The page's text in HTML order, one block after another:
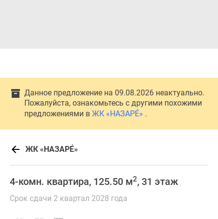
Данное предложение на 09.08.2026 неактуально.
Пожалуйста, ознакомьтесь с другими похожими
предложениями в ЖК «НАЗАРÉ» .
ЖК «НАЗАРÉ»
4-комн. квартира, 125.50 м2, 31 этаж
Срок сдачи 2 квартал 2028 года